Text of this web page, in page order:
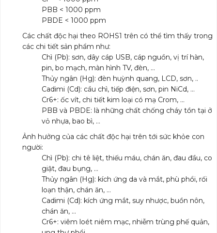
PBB < 1000 ppm
PBDE < 1000 ppm
Các chất độc hại theo ROHS1 trên có thể tìm thấy trong
các chi tiết sản phẩm như:
Chì (Pb): sơn, dây cáp USB, cáp nguồn, vị trí hàn,
pin, bo mạch, màn hình TV, đèn, …
Thủy ngân (Hg): đèn huỳnh quang, LCD, sơn, ..
Cadimi (Cd): cầu chì, tiếp điện, sơn, pin NiCd, …
Cr6+: ốc vít, chi tiết kim loại có mạ Crom, …
PBB và PBDE: là những chất chống cháy tồn tại ở
vỏ nhựa, bao bì, …
Ảnh hưởng của các chất độc hại trên tới sức khỏe con
người:
Chì (Pb): chi tê liệt, thiếu máu, chán ăn, đau đầu, co
giật, đau bụng, …
Thủy ngân (Hg): kích ứng da và mắt, phù phổi, rối
loạn thận, chán ăn, …
Cadimi (Cd): kích ứng mắt, suy nhược, buồn nôn,
chán ăn, …
Cr6+: viêm loét niêm mạc, nhiễm trùng phế quản,